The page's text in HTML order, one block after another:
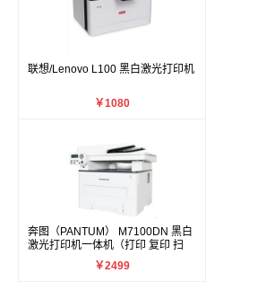
联想/Lenovo L100 黑白激光打印机
￥1080
奔图（PANTUM） M7100DN 黑白
激光打印机一体机（打印 复印 扫
￥2499